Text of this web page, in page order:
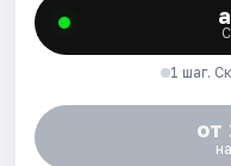
1 шаг.
от